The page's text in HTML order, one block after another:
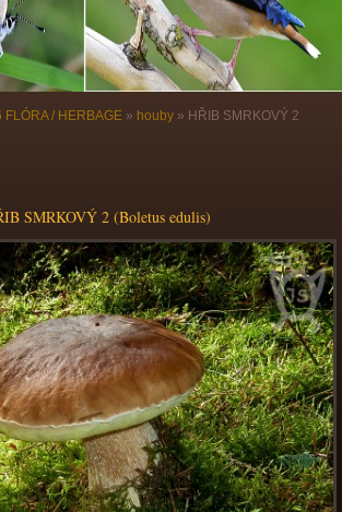
FLÓRA / HERBAGE » houby » HŘIB SMRKOVÝ 2
SMRKOVÝ 2 (Boletus edulis)